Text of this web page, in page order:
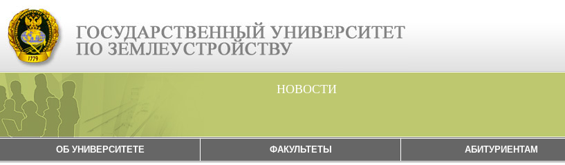
НОВОСТИ
ОБ УНИВЕРСИТЕТЕ ФАКУЛЬТЕТЫ АБИТУРИЕНТАМ